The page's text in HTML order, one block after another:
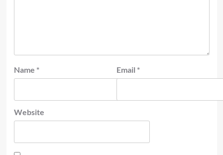
Name * Email *
Website